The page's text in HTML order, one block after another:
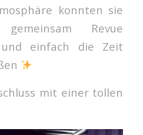
konnten sie
Revue
und einfach die Zeit
mit einer tollen